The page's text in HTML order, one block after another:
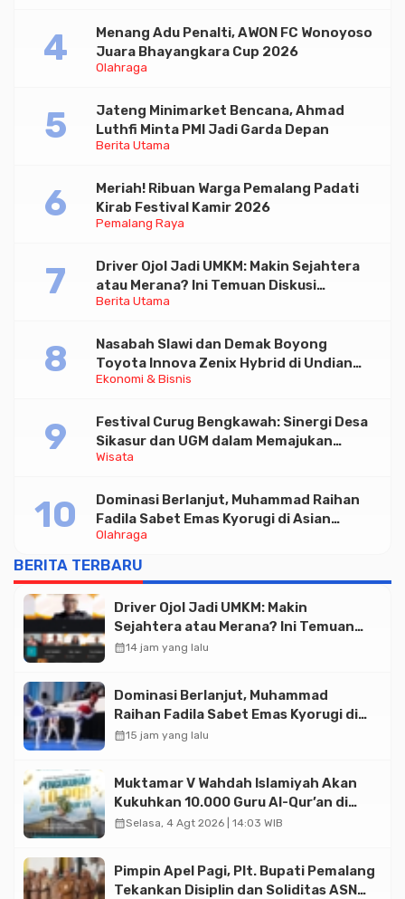
Olahraga
Menang Adu Penalti, AWON FC Wonoyoso
Juara Bhayangkara Cup 2026
Berita Utama
Jateng Minimarket Bencana, Ahmad
Luthfi Minta PMI Jadi Garda Depan
Pemalang Raya
Meriah! Ribuan Warga Pemalang Padati
Kirab Festival Kamir 2026
Berita Utama
Driver Ojol Jadi UMKM: Makin Sejahtera
atau Merana? Ini Temuan Diskusi
Paramadina
Ekonomi & Bisnis
Nasabah Slawi dan Demak Boyong
Toyota Innova Zenix Hybrid di Undian
Tabungan Bima Bank Jateng
Wisata
Festival Curug Bengkawah: Sinergi Desa
Sikasur dan UGM dalam Memajukan
Wisata serta UMKM Lokal
Olahraga
Dominasi Berlanjut, Muhammad Raihan
Fadila Sabet Emas Kyorugi di Asian
Taekwondo Indonesia Open 2026
BERITA TERBARU
Driver Ojol Jadi UMKM: Makin
Sejahtera atau Merana? Ini Temuan
Diskusi Paramadina
calendar_month14 jam yang lalu
Dominasi Berlanjut, Muhammad
Raihan Fadila Sabet Emas Kyorugi di
Asian Taekwondo Indonesia Open
calendar_month15 jam yang lalu
Muktamar V Wahdah Islamiyah Akan
Kukuhkan 10.000 Guru Al-Qur’an di
Masjid Istiqlal
calendar_monthSelasa, 4 Agt 2026 | 14:03 WIB
Pimpin Apel Pagi, Plt. Bupati Pemalang
Tekankan Disiplin dan Soliditas ASN